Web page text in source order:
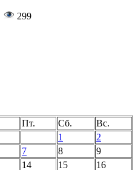
299
Пт. Сб.
Вс.
1
2
7 8
9
14 15
16